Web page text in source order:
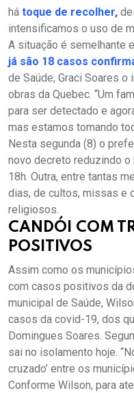
há toque de recolher,
intensificamos o uso de
A situação é semelhante
já são 18 casos
de Saúde, Graci Soares
obras da Quebec. “Um
para ser detectado e
mas estamos tomando
Nesta segunda (8) o
novo decreto reduzindo o
18h. Outra, entre tantas
dias, de cultos, missas e
religiosos.
CANDÓI COM
POSITIVOS
Assim como os
com casos positivos da
municipal de Saúde,
casos da covid-19, dos
Domingues Soares.
sai no isolamento hoje.
cruzado’ entre os
Conforme Wilson, para